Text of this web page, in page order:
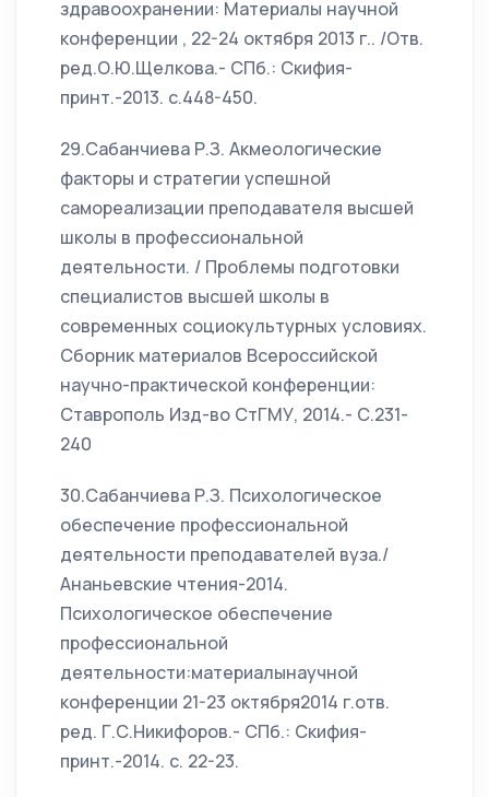
здравоохранении: Материалы научной
конференции , 22-24 октября 2013 г.. /Отв.
ред.О.Ю.Щелкова.- СПб.: Скифия-
принт.-2013. с.448-450.
29.Сабанчиева Р.З. Акмеологические
факторы и стратегии успешной
самореализации преподавателя высшей
школы в профессиональной
деятельности. / Проблемы подготовки
специалистов высшей школы в
современных социокультурных условиях.
Сборник материалов Всероссийской
научно-практической конференции:
Ставрополь Изд-во СтГМУ, 2014.- С.231-
240
30.Сабанчиева Р.З. Психологическое
обеспечение профессиональной
деятельности преподавателей вуза./
Ананьевские чтения-2014.
Психологическое обеспечение
профессиональной
деятельности:материалынаучной
конференции 21-23 октября2014 г.отв.
ред. Г.С.Никифоров.- СПб.: Скифия-
принт.-2014. с. 22-23.